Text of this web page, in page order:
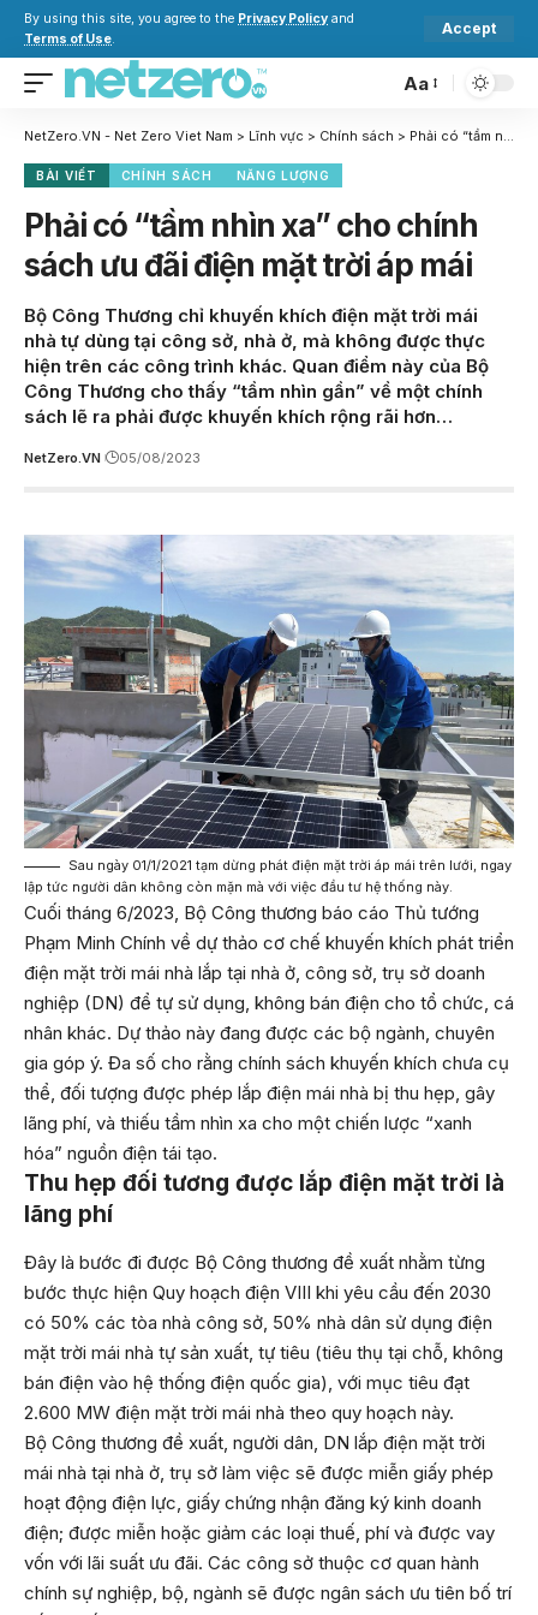
By using this site, you agree to the Privacy Policy and
Terms of Use.
Accept
Aa
NetZero.VN - Net Zero Viet Nam > Lĩnh vực > Chính sách > Phải có “tầm nhìn xa” cho chính sách ưu đãi điện mặt trời áp mái
BÀI VIẾT CHÍNH SÁCH NĂNG LƯỢNG
Phải có “tầm nhìn xa” cho chính
sách ưu đãi điện mặt trời áp mái
Bộ Công Thương chỉ khuyến khích điện mặt trời mái
nhà tự dùng tại công sở, nhà ở, mà không được thực
hiện trên các công trình khác. Quan điểm này của Bộ
Công Thương cho thấy “tầm nhìn gần” về một chính
sách lẽ ra phải được khuyến khích rộng rãi hơn…
NetZero.VN 05/08/2023
Sau ngày 01/1/2021 tạm dừng phát điện mặt trời áp mái trên lưới, ngay
lập tức người dân không còn mặn mà với việc đầu tư hệ thống này.
Cuối tháng 6/2023, Bộ Công thương báo cáo Thủ tướng
Phạm Minh Chính về dự thảo cơ chế khuyến khích phát triển
điện mặt trời mái nhà lắp tại nhà ở, công sở, trụ sở doanh
nghiệp (DN) để tự sử dụng, không bán điện cho tổ chức, cá
nhân khác. Dự thảo này đang được các bộ ngành, chuyên
gia góp ý. Đa số cho rằng chính sách khuyến khích chưa cụ
thể, đối tượng được phép lắp điện mái nhà bị thu hẹp, gây
lãng phí, và thiếu tầm nhìn xa cho một chiến lược “xanh
hóa” nguồn điện tái tạo.
Thu hẹp đối tương được lắp điện mặt trời là
lãng phí
Đây là bước đi được Bộ Công thương đề xuất nhằm từng
bước thực hiện Quy hoạch điện VIII khi yêu cầu đến 2030
có 50% các tòa nhà công sở, 50% nhà dân sử dụng điện
mặt trời mái nhà tự sản xuất, tự tiêu (tiêu thụ tại chỗ, không
bán điện vào hệ thống điện quốc gia), với mục tiêu đạt
2.600 MW điện mặt trời mái nhà theo quy hoạch này.
Bộ Công thương đề xuất, người dân, DN lắp điện mặt trời
mái nhà tại nhà ở, trụ sở làm việc sẽ được miễn giấy phép
hoạt động điện lực, giấy chứng nhận đăng ký kinh doanh
điện; được miễn hoặc giảm các loại thuế, phí và được vay
vốn với lãi suất ưu đãi. Các công sở thuộc cơ quan hành
chính sự nghiệp, bộ, ngành sẽ được ngân sách ưu tiên bố trí